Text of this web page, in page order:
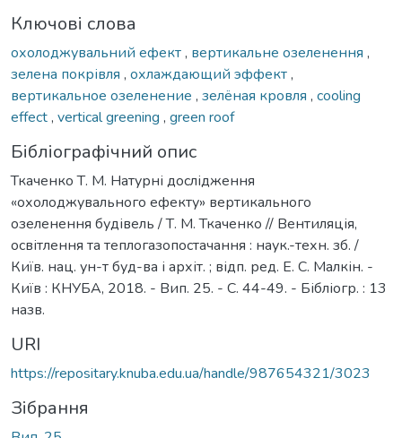
Ключові слова
охолоджувальний ефект, вертикальне озеленення ,
зелена покрівля , охлаждающий эффект,
вертикальное озеленение , зелёная кровля , cooling
effect, vertical greening , green roof
Бібліографічний опис
Ткаченко Т. М. Натурні дослідження
«охолоджувального ефекту» вертикального
озеленення будівель / Т. М. Ткаченко // Вентиляція,
освітлення та теплогазопостачання : наук.-техн. зб. /
Київ. нац. ун-т буд-ва і архіт. ; відп. ред. Е. С. Малкін. -
Київ : КНУБА, 2018. - Вип. 25. - С. 44-49. - Бібліогр. : 13
назв.
URI
https://repositary.knuba.edu.ua/handle/987654321/3023
Зібрання